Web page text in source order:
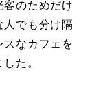
のためだけ
でも分け隔
なカフェを
た。